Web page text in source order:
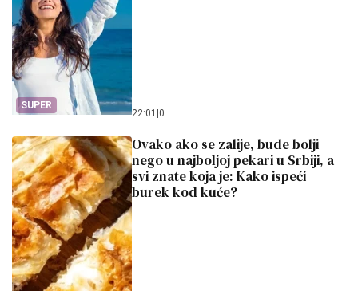
SUPER
22:01 0
Ovako ako se zalije, bude bolji
nego u najboljoj pekari u Srbiji, a
svi znate koja je: Kako ispeći
burek kod kuće?